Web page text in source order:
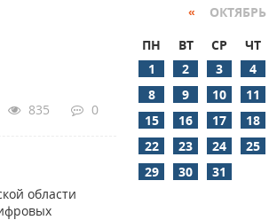
835 0
области
« ОКТЯБРЬ
ПН
ВТ СР ЧТ
1
2 3 4
8
9 10 11
15
16 17 18
22
23 24 25
29
30 31